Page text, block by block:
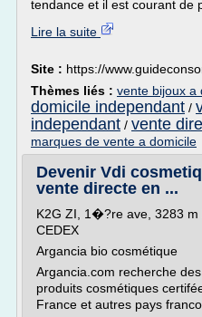
tendance et il est courant de
Lire la suite
Site : https://
Thèmes liés : vente bijoux a
domicile independant /
independant / vente
marques de vente a domicile
Devenir Vdi
vente directe en ...
K2G ZI, 1�?re ave, 3283 m
CEDEX
Argancia bio cosmétique
Argancia.com recherche
produits cosmétiques
France et autres pays